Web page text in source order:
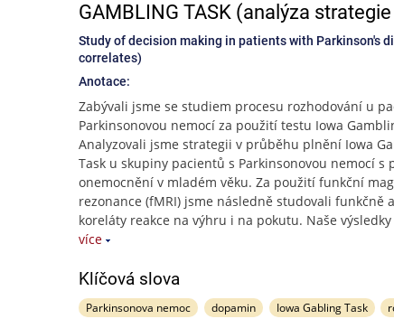
GAMBLING TASK (analýza
Study of decision making in patients with Parkinson's
correlates)
Anotace:
Zabývali jsme se studiem procesu rozhodování u
Parkinsonovou nemocí za použití testu Iowa
Analyzovali jsme strategii v průběhu plnění Iowa
Task u skupiny pacientů s Parkinsonovou nemocí s
onemocnění v mladém věku. Za použití funkční
rezonance (fMRI) jsme následně studovali funkčně
koreláty reakce na výhru i na pokutu. Naše
více
Klíčová slova
Parkinsonova nemoc dopamin Iowa Gabling Task